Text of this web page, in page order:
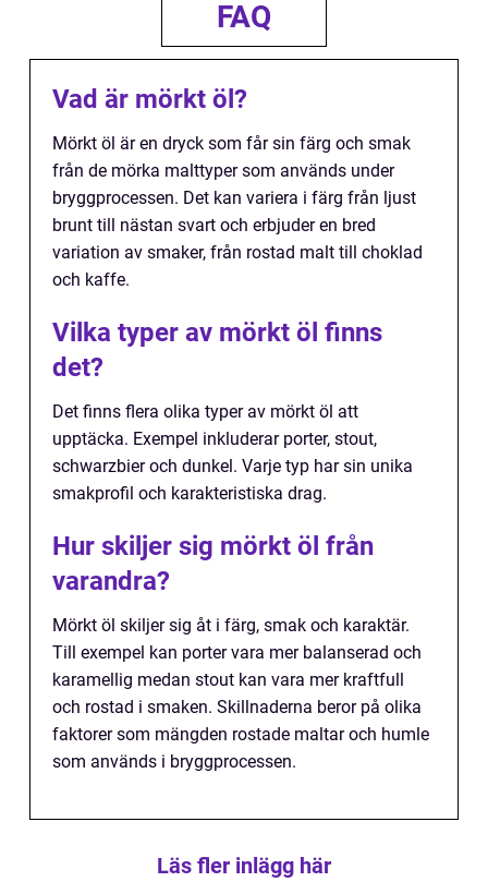
FAQ
Vad är mörkt öl?
Mörkt öl är en dryck som får sin färg och smak
från de mörka malttyper som används under
bryggprocessen. Det kan variera i färg från ljust
brunt till nästan svart och erbjuder en bred
variation av smaker, från rostad malt till choklad
och kaffe.
Vilka typer av mörkt öl finns
det?
Det finns flera olika typer av mörkt öl att
upptäcka. Exempel inkluderar porter, stout,
schwarzbier och dunkel. Varje typ har sin unika
smakprofil och karakteristiska drag.
Hur skiljer sig mörkt öl från
varandra?
Mörkt öl skiljer sig åt i färg, smak och karaktär.
Till exempel kan porter vara mer balanserad och
karamellig medan stout kan vara mer kraftfull
och rostad i smaken. Skillnaderna beror på olika
faktorer som mängden rostade maltar och humle
som används i bryggprocessen.
Läs fler inlägg här